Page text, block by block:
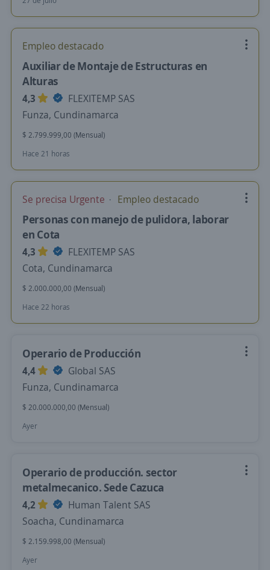
Empleo destacado
Auxiliar de Montaje de Estructuras en
Alturas
4,3
FLEXITEMP SAS
Funza, Cundinamarca
$ 2.799.999,00 (Mensual)
Hace 21 horas
Se precisa Urgente Empleo destacado
Personas con manejo de pulidora, laborar
en Cota
4,3
FLEXITEMP SAS
Cota, Cundinamarca
$ 2.000.000,00 (Mensual)
Hace 22 horas
Operario de Producción
4,4
Global SAS
Funza, Cundinamarca
$ 20.000.000,00 (Mensual)
Ayer
Operario de producción. sector
metalmecanico. Sede Cazuca
4,2
Human Talent SAS
Soacha, Cundinamarca
$ 2.159.998,00 (Mensual)
Ayer